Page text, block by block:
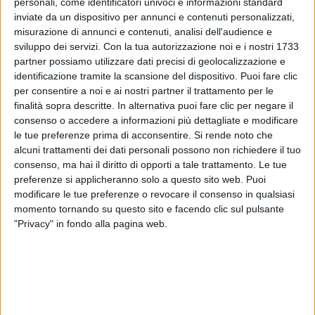
inviate da un dispositivo per annunci e contenuti personalizzati,
misurazione di annunci e contenuti, analisi dell'audience e
sviluppo dei servizi. Con la tua autorizzazione noi e i nostri 1733
partner possiamo utilizzare dati precisi di geolocalizzazione e
identificazione tramite la scansione del dispositivo. Puoi fare clic
per consentire a noi e ai nostri partner il trattamento per le
finalità sopra descritte. In alternativa puoi fare clic per negare il
consenso o accedere a informazioni più dettagliate e modificare
le tue preferenze prima di acconsentire. Si rende noto che
alcuni trattamenti dei dati personali possono non richiedere il tuo
consenso, ma hai il diritto di opporti a tale trattamento. Le tue
preferenze si applicheranno solo a questo sito web. Puoi
modificare le tue preferenze o revocare il consenso in qualsiasi
momento tornando su questo sito e facendo clic sul pulsante
"Privacy" in fondo alla pagina web.
siamo innamorati persi è unamagia" ha scritto
mamma Valentina, postando diversefotodei primi
momenti trascorsi insieme allaneonata.